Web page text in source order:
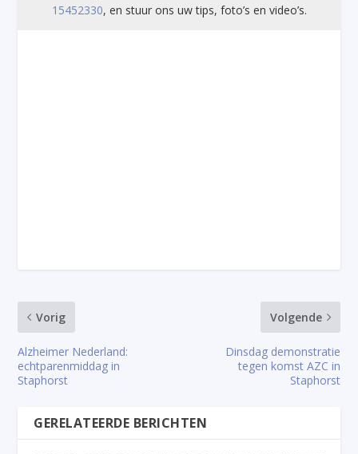
15452330, en stuur ons uw tips, foto’s en video’s.
Vorig
Alzheimer Nederland:
echtparenmiddag in
Staphorst
Volgende
Dinsdag demonstratie
tegen komst AZC in
Staphorst
GERELATEERDE BERICHTEN